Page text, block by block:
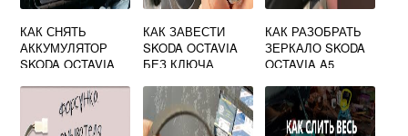
КАК СНЯТЬ
АККУМУЛЯТОР
SKODA OCTAVIA
КАК ЗАВЕСТИ
SKODA OCTAVIA
БЕЗ КЛЮЧА
КАК РАЗОБРАТЬ
ЗЕРКАЛО SKODA
OCTAVIA A5